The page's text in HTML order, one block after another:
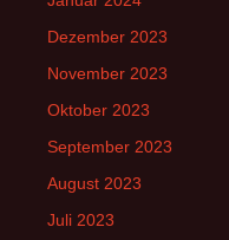
Dezember 2023
November 2023
Oktober 2023
September 2023
August 2023
Juli 2023